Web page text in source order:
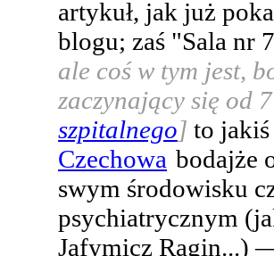
artykuł, jak już
blogu; zaś "Sala nr
ale coś w tym jest,
zaczynający się od
szpitalnego] to
Czechowa bodajże
swym środowisku
psychiatrycznym
Jafymicz Ragin...)